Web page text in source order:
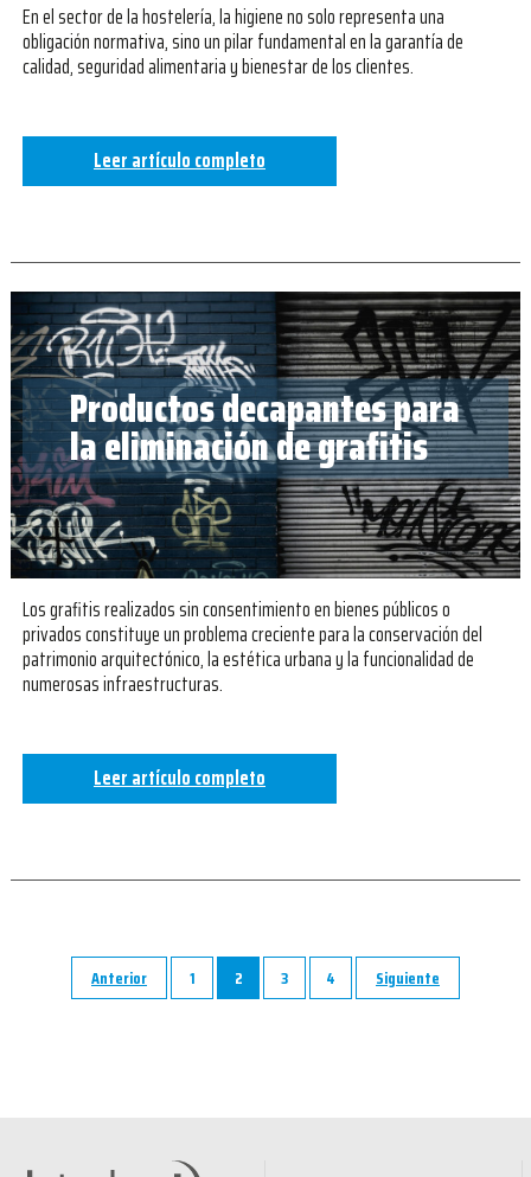
En el sector de la hostelería, la higiene no solo representa una
obligación normativa, sino un pilar fundamental en la garantía de
calidad, seguridad alimentaria y bienestar de los clientes.
Leer artículo completo
Productos decapantes para
la eliminación de grafitis
Los grafitis realizados sin consentimiento en bienes públicos o
privados constituye un problema creciente para la conservación del
patrimonio arquitectónico, la estética urbana y la funcionalidad de
numerosas infraestructuras.
Leer artículo completo
Anterior 1 2 3 4 Siguiente